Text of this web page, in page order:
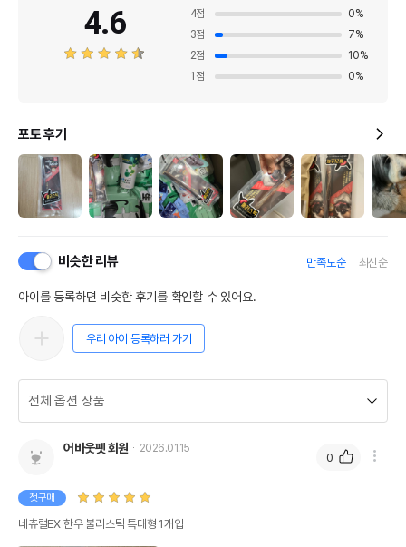
법에 의한 인증,허가 등을
경우 그에 대한 사항
제조자,수입품의 경우
수입자를 함께 표기
네츄럴이엑스
AS책임자와 전화번호
전화번호
4.6
4점 0%
3점 7%
2점 10%
1 점 0%
포토 후기
비슷한 리뷰 만족도순 최신순
아이를 등록하면 비슷한 후기를 확인할 수 있어요.
우리 아이 등록하러 가기
어바웃펫 회원 2026.01.15
첫구매
네츄럴EX 한우 불리스틱 특대형 1개입
0